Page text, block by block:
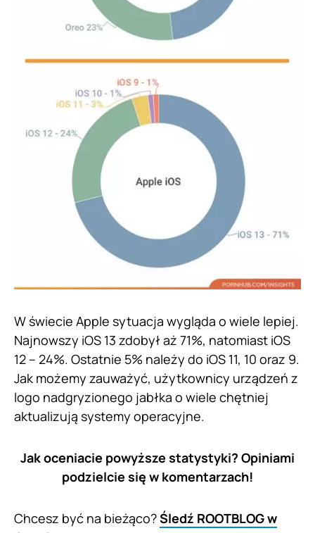
W świecie Apple sytuacja wygląda o wiele lepiej.
Najnowszy iOS 13 zdobył aż 71%, natomiast iOS
12 – 24%. Ostatnie 5% należy do iOS 11, 10 oraz 9.
Jak możemy zauważyć, użytkownicy urządzeń z
logo nadgryzionego jabłka o wiele chętniej
aktualizują systemy operacyjne.
Jak oceniacie powyższe statystyki? Opiniami
podzielcie się w komentarzach!
Chcesz być na bieżąco?Śledź ROOTBLOG w